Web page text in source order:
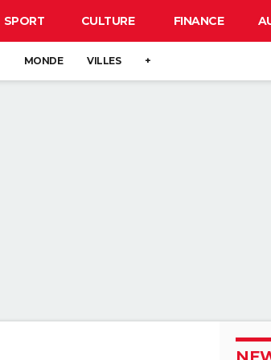
SPORT CULTURE FINANCE
MONDE VILLES +